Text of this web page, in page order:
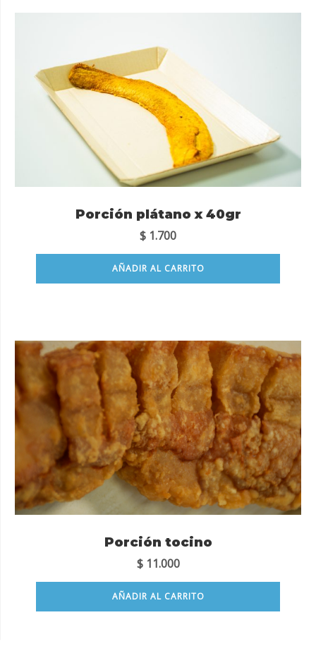
Porción plátano x 40gr
$ 1.700
AÑADIR AL CARRITO
Porción tocino
$11.000
AÑADIR AL CARRITO